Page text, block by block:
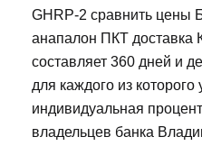
GHRP-2 сравнить цены
анапалон ПКТ доставка
составляет 360 дней и
для каждого из которого
индивидуальная
владельцев банка